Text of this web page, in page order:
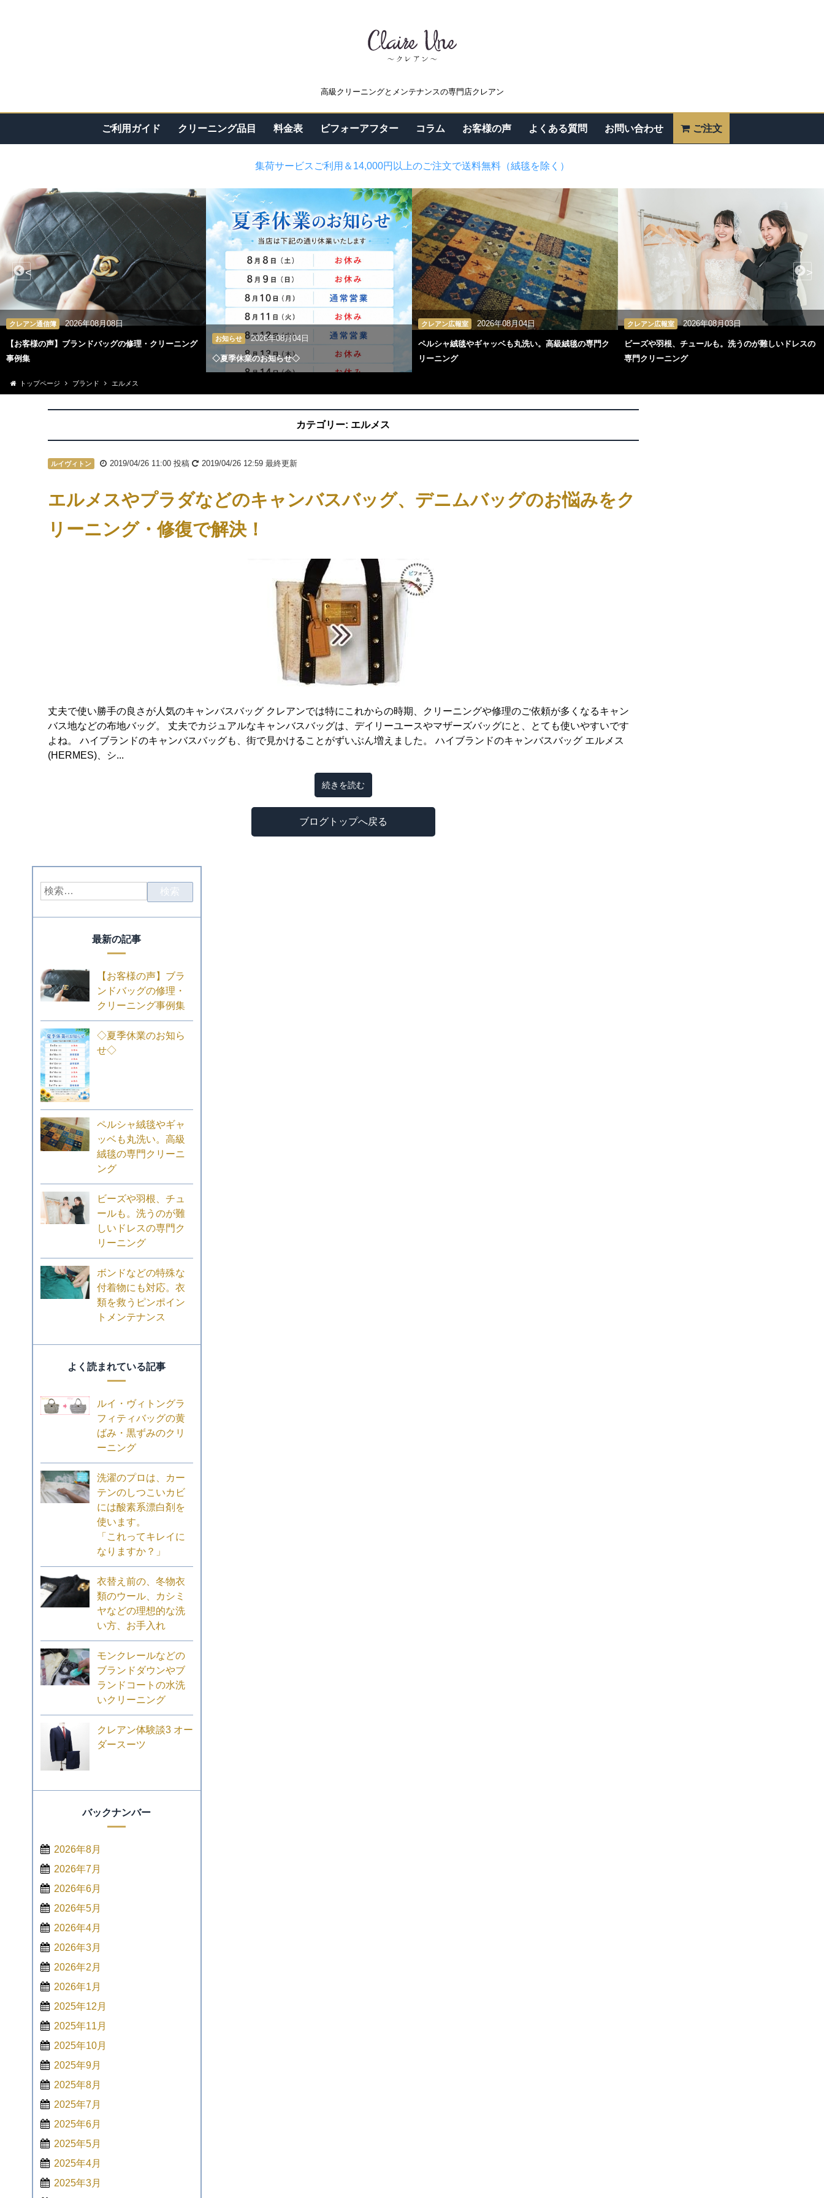
高級クリーニングとメンテナンスの専門店クレアン
ご利用ガイド クリーニング品目 料金表 ビフォーアフター コラム お客様の声 よくある質問 お問い合わせ ご注文
集荷サービスご利用＆14,000円以上のご注文で送料無料（絨毯を除く）
クレアン通信簿 2026年08月08日
【お客様の声】ブランドバッグの修理・クリーニング
事例集
お知らせ 2026年08月04日
◇夏季休業のお知らせ◇
クレアン広報室 2026年08月04日
ペルシャ絨毯やギャッベも丸洗い。高級絨毯の専門ク
リーニング
クレアン広報室 2026年08月03日
ビーズや羽根、チュールも。洗うのが難しいドレスの
専門クリーニング
< >
トップページ ブランド エルメス
カテゴリー: エルメス
ルイヴィトン 2019/04/26 11:00投稿 2019/04/26 12:59最終更新
エルメスやプラダなどのキャンバスバッグ、デニムバッグのお悩みをク
リーニング・修復で解決！
丈夫で使い勝手の良さが人気のキャンバスバッグ クレアンでは特にこれからの時期、クリーニングや修理のご依頼が多くなるキャン
バス地などの布地バッグ。 丈夫でカジュアルなキャンバスバッグは、デイリーユースやマザーズバッグにと、とても使いやすいです
よね。 ハイブランドのキャンバスバッグも、街で見かけることがずいぶん増えました。 ハイブランドのキャンバスバッグ エルメス
(HERMES)、シ...
続きを読む
ブログトップへ戻る
最新の記事
【お客様の声】ブラ
ンドバッグの修理・
クリーニング事例集
◇夏季休業のお知ら
せ◇
ペルシャ絨毯やギャ
ッベも丸洗い。高級
絨毯の専門クリーニ
ング
ビーズや羽根、チュ
ールも。洗うのが難
しいドレスの専門ク
リーニング
ボンドなどの特殊な
付着物にも対応。衣
類を救うピンポイン
トメンテナンス
よく読まれている記事
ルイ・ヴィトングラ
フィティバッグの黄
ばみ・黒ずみのクリ
ーニング
洗濯のプロは、カー
テンのしつこいカビ
には酸素系漂白剤を
使います。
「これってキレイに
なりますか？」
衣替え前の、冬物衣
類のウール、カシミ
ヤなどの理想的な洗
い方、お手入れ
モンクレールなどの
ブランドダウンやブ
ランドコートの水洗
いクリーニング
クレアン体験談3 オー
ダースーツ
バックナンバー
2026年8月
2026年7月
2026年6月
2026年5月
2026年4月
2026年3月
2026年2月
2026年1月
2025年12月
2025年11月
2025年10月
2025年9月
2025年8月
2025年7月
2025年6月
2025年5月
2025年4月
2025年3月